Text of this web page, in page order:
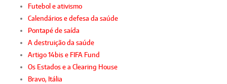
Futebol e ativismo
Calendários e defesa da saúde
Pontapé de saída
A destruição da saúde
Artigo 14bis e FIFA Fund
Os Estados e a Clearing House
Bravo, Itália